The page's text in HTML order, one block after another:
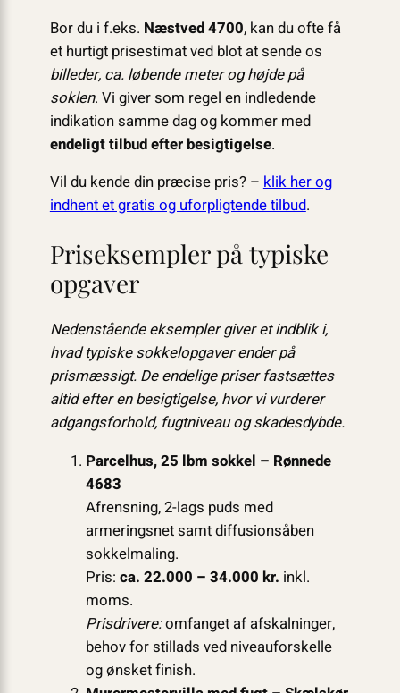
Bor du i f.eks. Næstved 4700, kan du ofte få
et hurtigt prisestimat ved blot at sende os
billeder, ca. løbende meter og højde på
soklen. Vi giver som regel en indledende
indikation samme dag og kommer med
endeligt tilbud efter besigtigelse.
Vil du kende din præcise pris? –klik her og
indhent et gratis og uforpligtende tilbud.
Priseksempler på typiske
opgaver
Nedenstående eksempler giver et indblik i,
hvad typiske sokkelopgaver ender på
prismæssigt. De endelige priser fastsættes
altid efter en besigtigelse, hvor vi vurderer
adgangsforhold, fugtniveau og skadesdybde.
Parcelhus, 25 lbm sokkel – Rønnede
4683
Afrensning, 2-lags puds med
armeringsnet samt diffusionsåben
sokkelmaling.
Pris: ca. 22.000 – 34.000 kr. inkl.
moms.
Prisdrivere:omfanget af afskalninger,
behov for stillads ved niveauforskelle
og ønsket finish.